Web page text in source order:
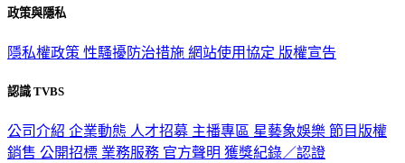
政策與隱私
隱私權政策 性騷擾防治措施 網站使用協定 版權宣告
認識 TVBS
公司介紹 企業動態 人才招募 主播專區 星藝象娛樂 節目版權
銷售 公開招標 業務服務 官方聲明 獲獎紀錄／認證